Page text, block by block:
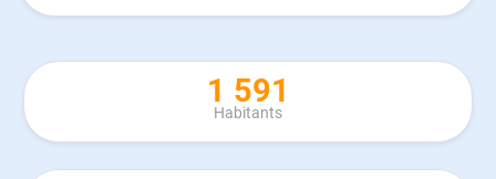
1 591
Habitants